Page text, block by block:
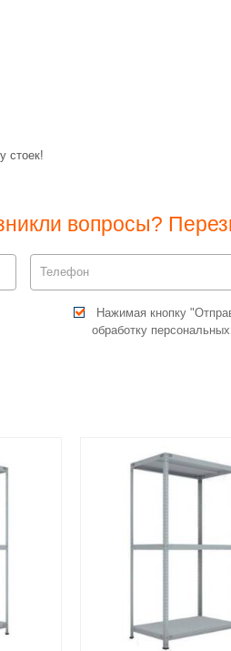
стоек!
вопросы?
Нажимая кнопку
обработку